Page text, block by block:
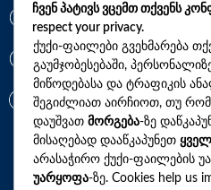
*7770
+(995)32 2 800 111
info@synevo.ge
2021 – 2026 © სინევო.
ჩვენ პატივს ვცემთ თქვენს
respect your privacy.
ქუქი-ფაილები გვეხმარება
გაუმჯობესებაში,
მიწოდებასა და ტრაფიკის
შეგიძლიათ აირჩიოთ, თუ
დაუშვათ მორგება-ზე
მისაღებად დააწკაპუნეთ
არასაჭირო ქუქი-ფაილების
უარყოფა-ზე. Cookies help us